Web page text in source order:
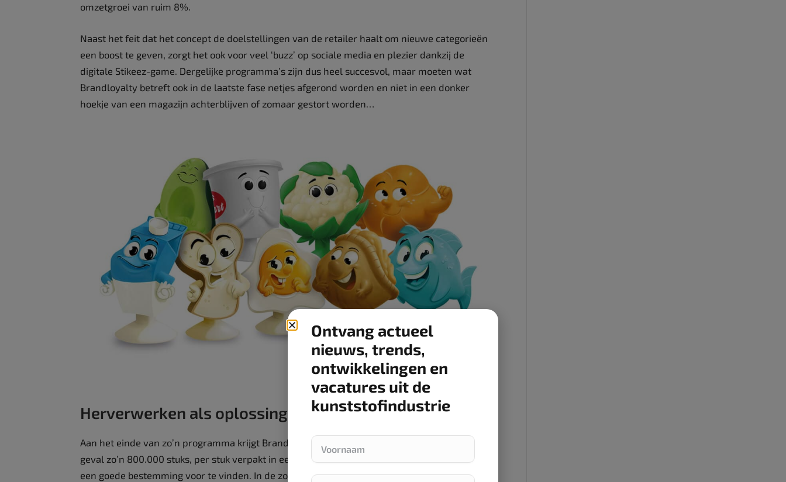
omzetgroei van ruim 8%.
Naast het feit dat het concept de doelstellingen van de retailer haalt om nieuwe categorieën
een boost te geven, zorgt het ook voor veel ‘buzz’ op sociale media en plezier dankzij de
digitale Stikeez-game. Dergelijke programma’s zijn dus heel succesvol, maar moeten wat
Brandloyalty betreft ook in de laatste fase netjes afgerond worden en niet in een donker
hoekje van een magazijn achterblijven of zomaar gestort worden…
Herverwerken als oplossing
Aan het einde van zo’n programma krijgt Brandloyalty de resterende producten – in dit
geval zo’n 800.000 stuks, per stuk verpakt in een folie – dus terug en dan is het zaak daar
een goede bestemming voor te vinden. In de zoektocht daarnaar kwam Brandloyalty terecht
Ontvang actueel
nieuws, trends,
ontwikkelingen en
vacatures uit de
kunststofindustrie